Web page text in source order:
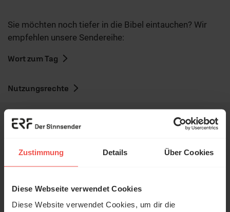
Zustimmung Details Über Cookies
Diese Webseite verwendet Cookies
Diese Website verwendet Cookies, um dir die
Sie möchten noch tiefer in die Bibel eintauchen? Wir
empfehlen unsere Sendereihe:
Wort zum Tag
Nutzungsrechte
Ihr Kommentar
Name: